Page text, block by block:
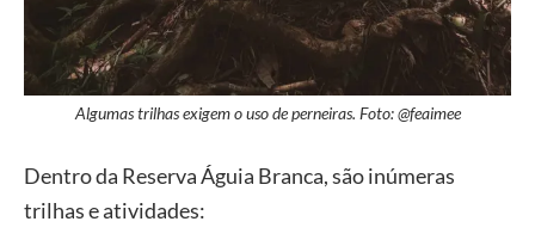
Algumas trilhas exigem o uso de perneiras. Foto: @feaimee
Dentro da Reserva Águia Branca, são inúmeras
trilhas e atividades: